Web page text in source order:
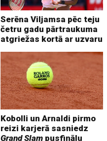
Serēna Viljamsa pēc teju
četru gadu pārtraukuma
atgriežas kortā ar uzvaru
Kobolli un Arnaldi pirmo
reizi karjerā sasniedz
Grand Slam pusfinālu